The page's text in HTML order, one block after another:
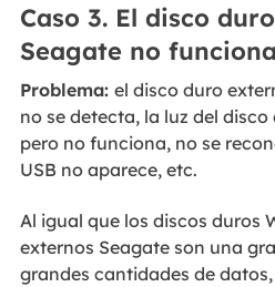
Caso 3. El disco
Seagate no funciona
Problema: el disco duro
no se detecta, la luz del
pero no funciona, no se
USB no aparece, etc.
Al igual que los discos duros
externos Seagate son una
grandes cantidades de